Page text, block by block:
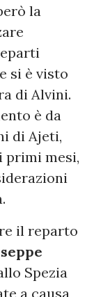
la
si è visto
di Alvini.
è da
di Ajeti,
primi mesi,
il reparto
Spezia
a causa